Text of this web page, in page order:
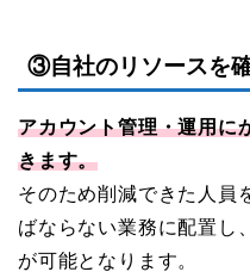
③自社のリソースを
アカウント管理・運用に
きます。
そのため削減できた人員
ばならない業務に配置し
が可能となります。